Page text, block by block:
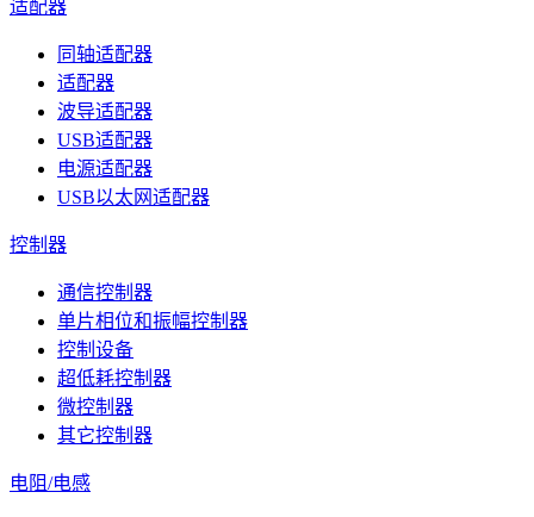
适配器
同轴适配器
适配器
波导适配器
USB适配器
电源适配器
USB以太网适配器
控制器
通信控制器
单片相位和振幅控制器
控制设备
超低耗控制器
微控制器
其它控制器
电阻/电感